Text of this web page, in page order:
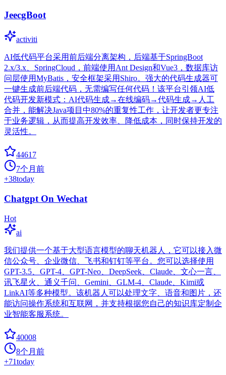
JeecgBoot
activiti
AI低代码平台采用前后端分离架构，后端基于SpringBoot
2.x/3.x、SpringCloud，前端使用Ant Design和Vue3，数据库访
问层使用MyBatis，安全框架采用Shiro。强大的代码生成器可
一键生成前后端代码，无需编写任何代码！该平台引领AI低
代码开发新模式：AI代码生成→在线编码→代码生成→人工
合并，能解决Java项目中80%的重复性工作，让开发者更专注
于业务逻辑，从而提高开发效率、降低成本，同时保持开发的
灵活性。
44617
7个月前
+38today
Chatgpt On Wechat
Hot
ai
我们提供一个基于大型语言模型的聊天机器人，它可以接入微
信公众号、企业微信、飞书和钉钉等平台。您可以选择使用
GPT-3.5、GPT-4、GPT-Neo、DeepSeek、Claude、文心一言、
讯飞星火、通义千问、Gemini、GLM-4、Claude、Kimi或
LinkAI等多种模型。该机器人可以处理文字、语音和图片，还
能访问操作系统和互联网，并支持根据您自己的知识库定制企
业智能客服系统。
40008
8个月前
+71today